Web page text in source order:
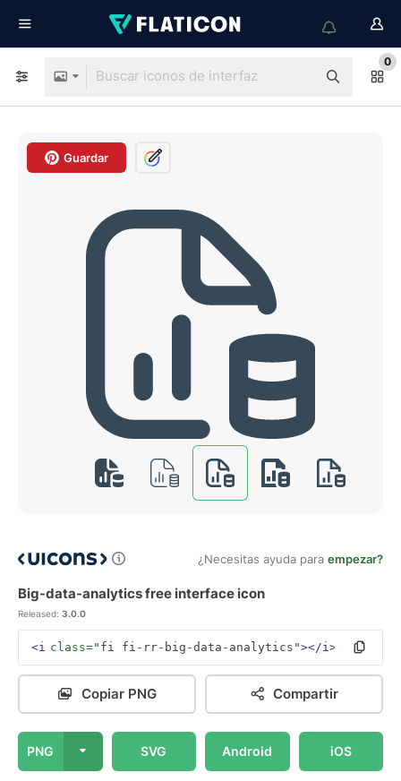
0
Guardar
¿Necesitas ayuda para empezar?
Big-data-analytics free interface icon
Released: 3.0.0
<i class="fi fi-rr-big-data-analytics"></i>
Copiar PNG Compartir
PNG SVG Android iOS